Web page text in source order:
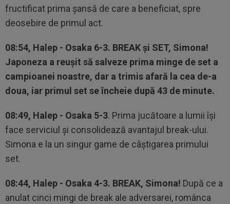
fructificat prima şansă de care a beneficiat, spre
deosebire de primul act.
08:54, Halep - Osaka 6-3. BREAK şi SET, Simona!
Japoneza a reuşit să salveze prima minge de set a
campioanei noastre, dar a trimis afară la cea de-a
doua, iar primul set se încheie după 43 de minute.
08:49, Halep - Osaka 5-3. Prima jucătoare a lumii îşi
face serviciul şi consolidează avantajul break-ului.
Simona e la un singur game de câştigarea primului
set.
08:44, Halep - Osaka 4-3. BREAK, Simona! După ce a
anulat cinci mingi de break ale adversarei, românca